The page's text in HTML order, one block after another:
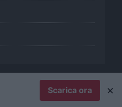
Scarica ora ×